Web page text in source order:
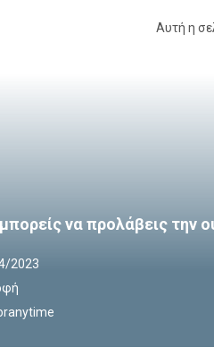
Αυτή η
να προλάβεις την
2023